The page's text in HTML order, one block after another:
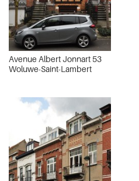
Avenue Albert Jonnart 53
Woluwe-Saint-Lambert